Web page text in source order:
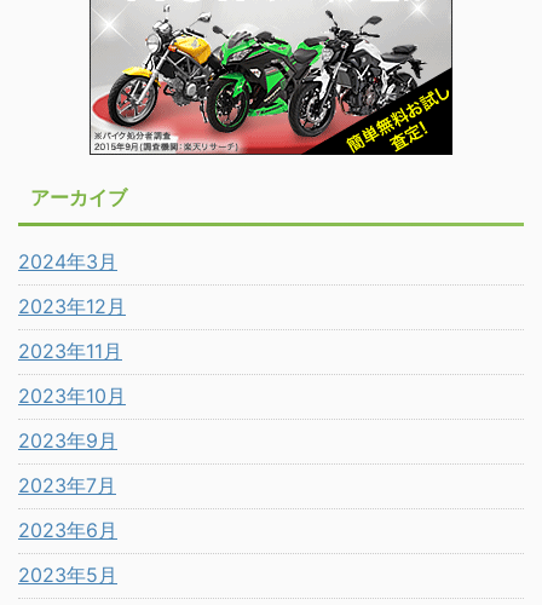
アーカイブ
2024年3月
2023年12月
2023年11月
2023年10月
2023年9月
2023年7月
2023年6月
2023年5月